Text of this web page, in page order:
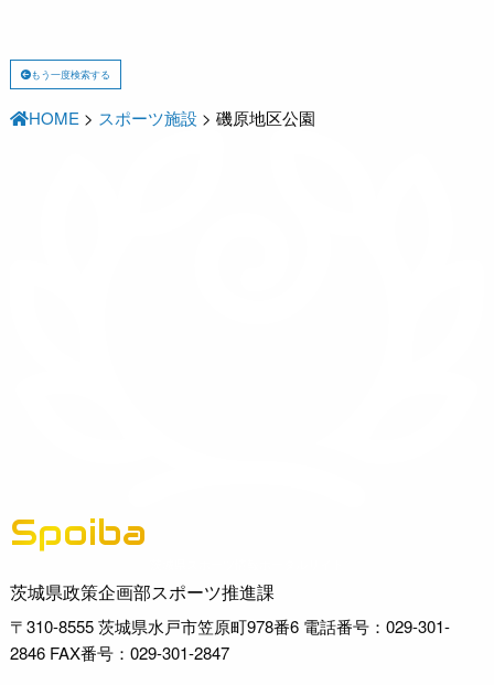
もう一度検索する
HOME > スポーツ施設 >磯原地区公園
Spoiba
茨城県政策企画部スポーツ推進課
〒310-8555 茨城県水戸市笠原町978番6 電話番号：029-301-
2846 FAX番号：029-301-2847